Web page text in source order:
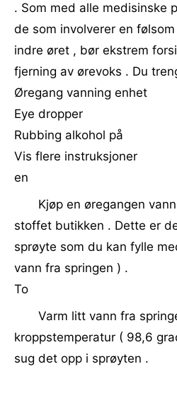
. Som med alle medisinske
de som involverer en
indre øret , bør ekstrem
fjerning av ørevoks . Du
Øregang vanning enhet
Eye dropper
Rubbing alkohol på
Vis flere instruksjoner
en
Kjøp en øregangen
stoffet butikken . Dette er
sprøyte som du kan fylle
vann fra springen ) .
To
Varm litt vann fra
kroppstemperatur ( 98,6
sug det opp i sprøyten .